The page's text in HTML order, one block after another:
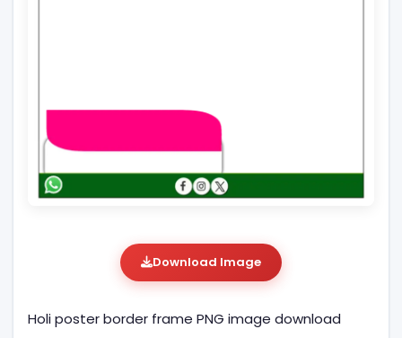
Download Image
Holi poster border frame PNG image download